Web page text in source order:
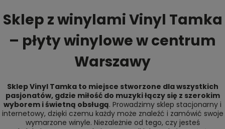
Sklep z winylami Vinyl Tamka
– płyty winylowe w centrum
Warszawy
Sklep Vinyl Tamka to miejsce stworzone dla wszystkich
pasjonatów, gdzie miłość do muzyki łączy się z szerokim
wyborem i świetną obsługą. Prowadzimy sklep stacjonarny i
internetowy, dzięki czemu każdy może znaleźć i zamówić swoje
wymarzone winyle. Niezależnie od tego, czy jesteś